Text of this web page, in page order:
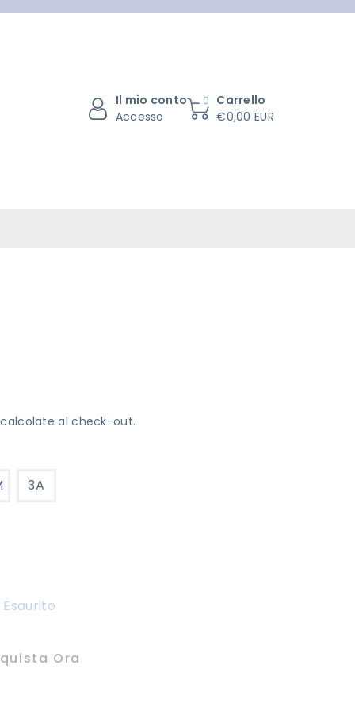
Il mio conto
Accesso
0
Carrello
€0,00 EUR
al check-out.
3A
Esaurito
Ora